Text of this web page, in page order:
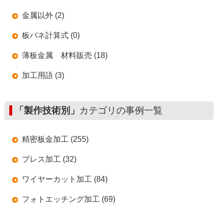
金属以外 (2)
板バネ計算式 (0)
薄板金属 材料販売 (18)
加工用語 (3)
「製作技術別」 カテゴリの事例一覧
精密板金加工 (255)
プレス加工 (32)
ワイヤーカット加工 (84)
フォトエッチング加工 (69)